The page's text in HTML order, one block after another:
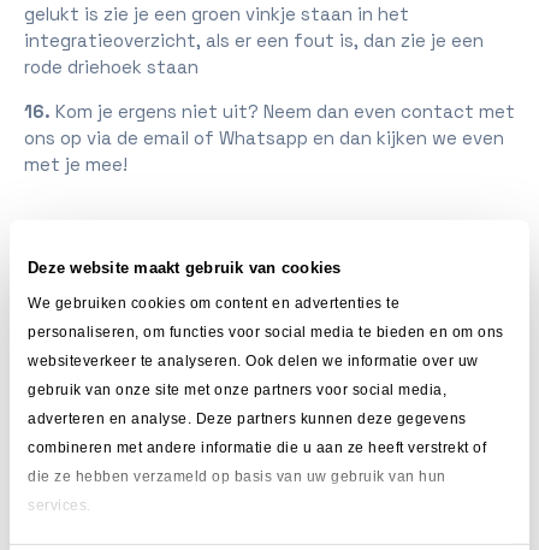
Deze website maakt gebruik van cookies
We gebruiken cookies om content en advertenties te
personaliseren, om functies voor social media te bieden en om ons
websiteverkeer te analyseren. Ook delen we informatie over uw
gebruik van onze site met onze partners voor social media,
adverteren en analyse. Deze partners kunnen deze gegevens
combineren met andere informatie die u aan ze heeft verstrekt of
die ze hebben verzameld op basis van uw gebruik van hun
services.
gelukt is zie je een groen vinkje staan in het
integratieoverzicht, als er een fout is, dan zie je een
rode driehoek staan
16. Kom je ergens niet uit? Neem dan even contact met
ons op via de email of Whatsapp en dan kijken we even
met je mee!
Gerelateerde onderwerpen